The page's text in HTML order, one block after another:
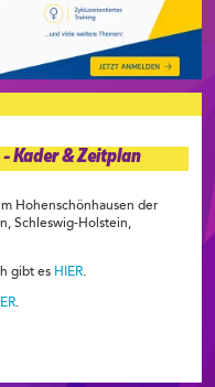
Kader & Zeitplan
Hohenschönhausen der
Schleswig-Holstein,
gibt es HIER.
.